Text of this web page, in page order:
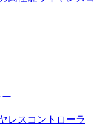
レスコントローラ